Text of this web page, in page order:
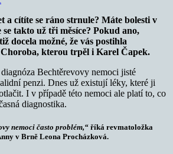
a cítíte se ráno strnule? Máte bolesti v
takto už tři měsíce? Pokud ano,
docela možné, že vás postihla
Choroba, kterou trpěl i Karel Čapek.
Bechtěrevovy nemoci jisté
penzi. Dnes už existují léky, které ji
I v případě této nemoci ale platí to, co
diagnostika.
nemoci často problém,“ říká revmatoložka
v Brně Leona Procházková.